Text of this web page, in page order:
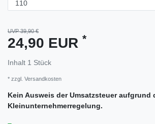
UVP 39,90 €
24,90 EUR *
Inhalt 1 Stück
* zzgl. Versandkosten
Kein Ausweis der Umsatzsteuer aufgrund
Kleinunternehmerregelung.